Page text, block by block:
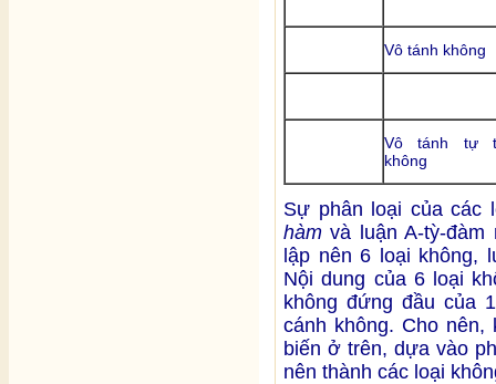
Vô tánh không
Vô tánh tự
không
Sự phân loại của các
hàm và luận A-tỳ-
lập nên 6 loại không,
Nội dung của 6 loại
không đứng đầu của
cánh không. Cho
biến ở trên, dựa vào
nên thành các loại